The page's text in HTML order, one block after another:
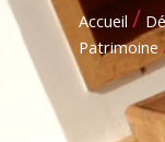
Accueil /
Patrimoine